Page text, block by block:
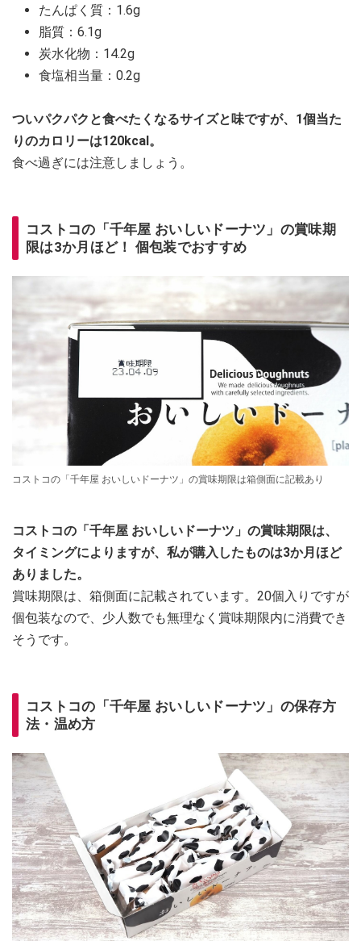
たんぱく質：1.6g
脂質：6.1g
炭水化物：14.2g
食塩相当量：0.2g
ついパクパクと食べたくなるサイズと味ですが、1個当た
りのカロリーは120kcal。
食べ過ぎには注意しましょう。
コストコの「千年屋 おいしいドーナツ」の賞味期
限は3か月ほど！ 個包装でおすすめ
コストコの「千年屋 おいしいドーナツ」の賞味期限は箱側面に記載あり
コストコの「千年屋 おいしいドーナツ」の賞味期限は、
タイミングによりますが、私が購入したものは3か月ほど
ありました。
賞味期限は、箱側面に記載されています。20個入りですが
個包装なので、少人数でも無理なく賞味期限内に消費でき
そうです。
コストコの「千年屋 おいしいドーナツ」の保存方
法・温め方